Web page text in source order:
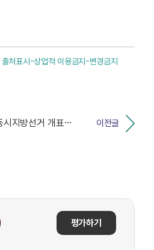
출처표시-상업적 이용금지-변경금지
이전글
제9회 전국동시지방선거 개표관람증 및 취재·보도증 배부...
평가하기